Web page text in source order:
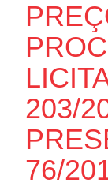
203/
76/